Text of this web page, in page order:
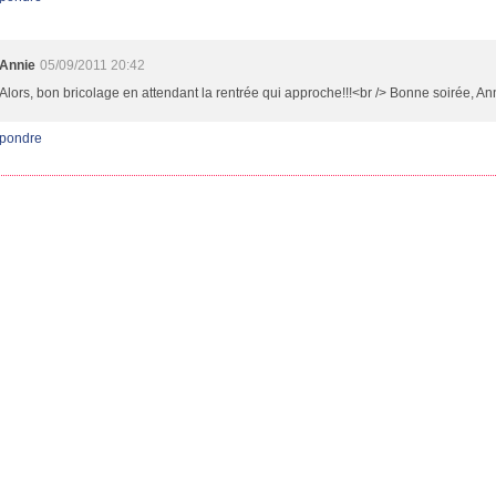
Annie 05/09/2011 20:42
Alors, bon bricolage en attendant la rentrée qui approche!!!<br /> Bonne soirée,